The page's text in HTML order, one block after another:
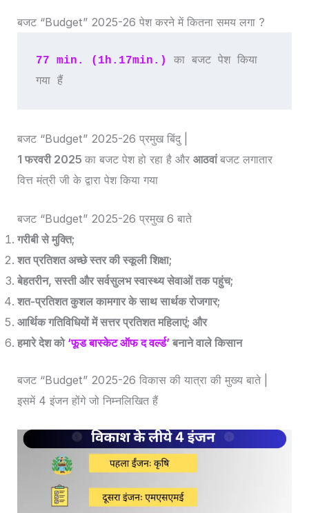
बजट “Budget” 2025-26 पेश करने में कितना समय लगा ?
77 min. (1h.17min.)
का बजट पेश किया
गया हैं
बजट “Budget” 2025-26 प्रमुख बिंदु |
1 फरवरी 2025का बजट पेश हो रहा है औरआठवांबजट लगातार
वित्त मंत्री जी के द्वारा पेश किया गया
बजट “Budget” 2025-26 प्रमुख 6 बाते
गरीबी से मुक्ति;
शत प्रतिशत अच्छे स्तर की स्कूली शिक्षा;
बेहतरीन, सस्ती और सर्वसुलभ स्वास्थ्य सेवाओं तक पहुंच;
शत-प्रतिशत कुशल कामगार के साथ सार्थक रोजगार;
आर्थिक गतिविधियों में सत्तर प्रतिशत महिलाएं; और
हमारे देश को‘फूड बास्केट ऑफ द वर्ल्ड’ बनाने वाले किसान
बजट “Budget” 2025-26 विकास की यात्रा की मुख्य बाते |
इसमें 4 इंजन होंगे जो निम्नलिखित हैं